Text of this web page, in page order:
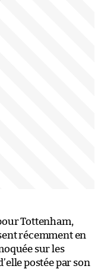
Tottenham,
récemment en
sur les
postée par son